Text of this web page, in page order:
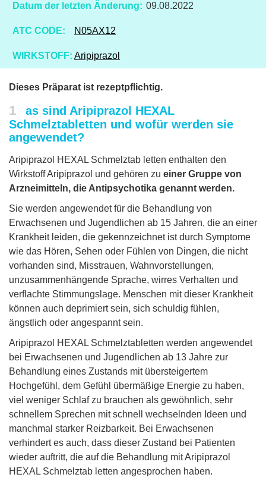
Datum der letzten Änderung: 09.08.2022
ATC CODE: N05AX12
WIRKSTOFF: Aripiprazol
Dieses Präparat ist rezeptpflichtig.
1
as sind Aripiprazol HEXAL
Schmelztabletten und wofür werden sie
angewendet?
Aripiprazol HEXAL Schmelztab letten enthalten den
Wirkstoff Aripiprazol und gehören zu einer Gruppe von
Arzneimitteln, die Antipsychotika genannt werden.
Sie werden angewendet für die Behandlung von
Erwachsenen und Jugendlichen ab 15 Jahren, die an einer
Krankheit leiden, die gekennzeichnet ist durch Symptome
wie das Hören, Sehen oder Fühlen von Dingen, die nicht
vorhanden sind, Misstrauen, Wahnvorstellungen,
unzusammenhängende Sprache, wirres Verhalten und
verflachte Stimmungslage. Menschen mit dieser Krankheit
können auch deprimiert sein, sich schuldig fühlen,
ängstlich oder angespannt sein.
Aripiprazol HEXAL Schmelztabletten werden angewendet
bei Erwachsenen und Jugendlichen ab 13 Jahre zur
Behandlung eines Zustands mit übersteigertem
Hochgefühl, dem Gefühl übermäßige Energie zu haben,
viel weniger Schlaf zu brauchen als gewöhnlich, sehr
schnellem Sprechen mit schnell wechselnden Ideen und
manchmal starker Reizbarkeit. Bei Erwachsenen
verhindert es auch, dass dieser Zustand bei Patienten
wieder auftritt, die auf die Behandlung mit Aripiprazol
HEXAL Schmelztab letten angesprochen haben.